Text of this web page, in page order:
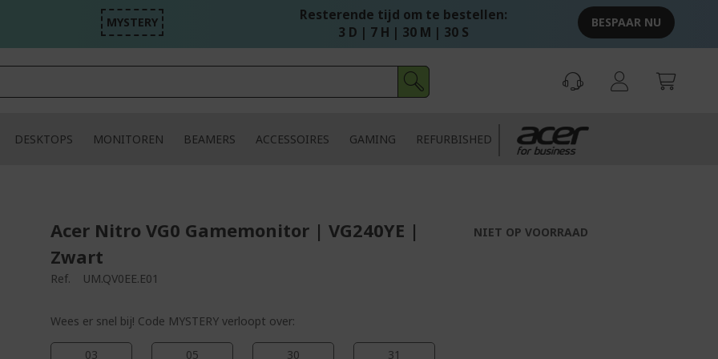
MYSTERY
Resterende tijd om te bestellen:
3 D | 7 H | 30 M | 29 S
BESPAAR NU
DESKTOPS MONITOREN BEAMERS ACCESSOIRES GAMING REFURBISHED
Acer Nitro VG0 Gamemonitor | VG240YE |
Zwart
Ref. UM.QV0EE.E01
Wees er snel bij! Code MYSTERY verloopt over:
03 05 30 30
NIET OP VOORRAAD